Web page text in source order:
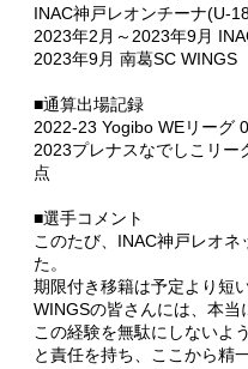
INAC神戸レオンチーナ(U-18
2023年2月～2023年9月
2023年9月 南葛SC WINGS
■通算出場記録
2022-23 Yogibo WEリーグ
2023プレナスなでしこリ
点
■選手コメント
このたび、INAC神戸レオ
た。
期限付き移籍は予定より短
WINGSの皆さんには、本当
この経験を無駄にしないよ
と責任を持ち、ここから精